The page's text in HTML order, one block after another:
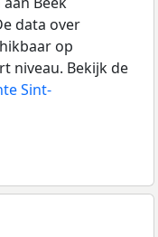
data over
op
niveau. Bekijk de
Sint-